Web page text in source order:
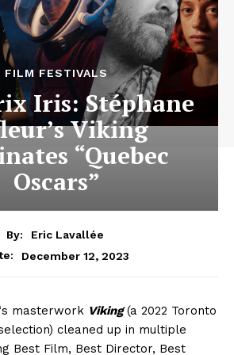
FILM FESTIVALS
Iris: Stéphane
Viking
“Quebec
Oscars”
By:
Eric Lavallée
December 12, 2023
‘s masterwork Viking(a 2022 Toronto
cleaned up in multiple
Best Film, Best Director, Best